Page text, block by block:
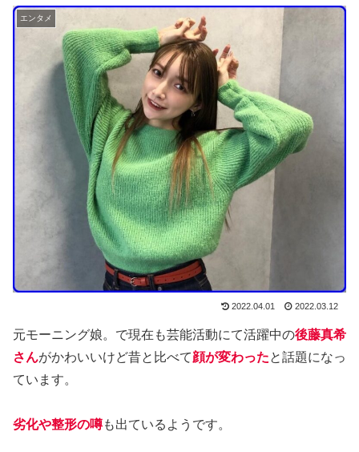
エンタメ
2022.04.01 2022.03.12
元モーニング娘。で現在も芸能活動にて活躍中の後藤真希
さんがかわいいけど昔と比べて顔が変わったと話題になっ
ています。
劣化や整形の噂も出ているようです。